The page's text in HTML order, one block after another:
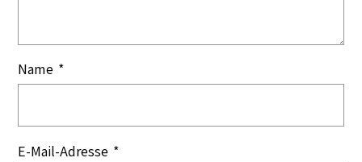
Name *
E-Mail-Adresse *